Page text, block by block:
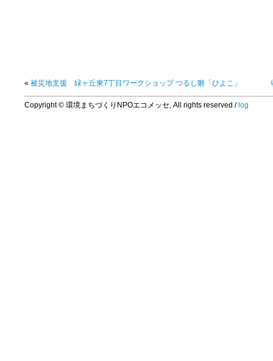
« 被災地支援 緑ヶ丘東7丁目ワークショップ つるし雛「ひよこ」
Copyright © 環境まちづくりNPOエコメッセ, All rights reserved / log